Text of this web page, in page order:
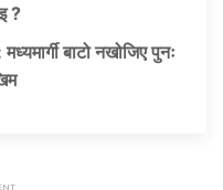
?
बाटो नखोजिए पुनः